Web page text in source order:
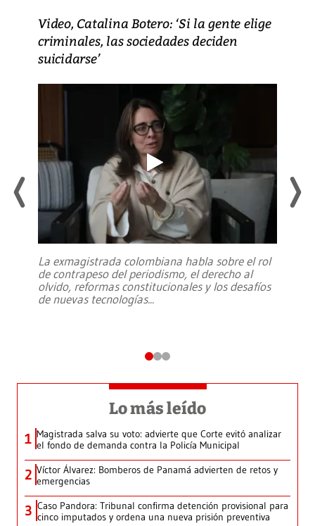
Video, Catalina Botero: ‘Si la gente elige
criminales, las sociedades deciden
suicidarse’
La exmagistrada colombiana habla sobre el rol
de contrapeso del periodismo, el derecho al
olvido, reformas constitucionales y los desafíos
de nuevas tecnologías...
Lo más leído
1 Magistrada salva su voto: advierte que Corte evitó analizar
el fondo de demanda contra la Policía Municipal
2 Víctor Álvarez: Bomberos de Panamá advierten de retos y
emergencias
3 Caso Pandora: Tribunal confirma detención provisional para
cinco imputados y ordena una nueva prisión preventiva